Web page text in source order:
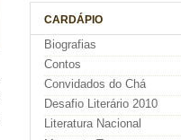
CARDÁPIO
Biografias
Contos
Convidados do Chá
Desafio Literário 2010
Literatura Nacional